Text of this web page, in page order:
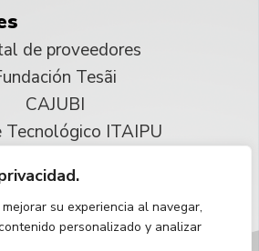
su experiencia al navegar,
personalizado y analizar
de proveedores
Tesãi
CAJUBI
Tecnológico ITAIPU
todos los derechos